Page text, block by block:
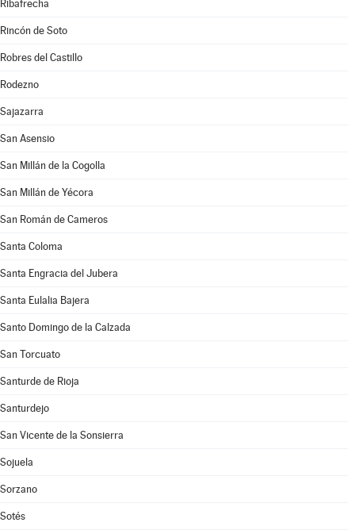
Ribafrecha
Rincón de Soto
Robres del Castillo
Rodezno
Sajazarra
San Asensio
San Millán de la Cogolla
San Millán de Yécora
San Román de Cameros
Santa Coloma
Santa Engracia del Jubera
Santa Eulalia Bajera
Santo Domingo de la Calzada
San Torcuato
Santurde de Rioja
Santurdejo
San Vicente de la Sonsierra
Sojuela
Sorzano
Sotés